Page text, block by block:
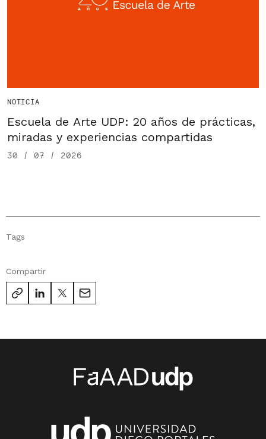
NOTICIA
Escuela de Arte UDP: 20 años de prácticas,
miradas y experiencias compartidas
30 / 07 / 2026
Compartir
Tags